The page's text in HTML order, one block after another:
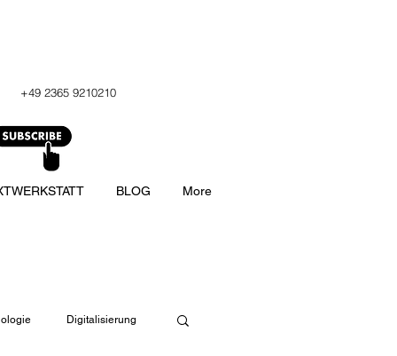
+49 2365 9210210
Digitalisierung
BLOG More